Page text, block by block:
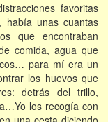
favoritas
había unas cuantas
que encontraban
comida, agua que
para mí era un
los huevos que
detrás del trillo,
los recogía con